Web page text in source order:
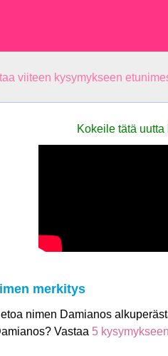
viiteen kysymykseen
Kokeile tätä
merkitys
nimen Damianos
Vastaa 5